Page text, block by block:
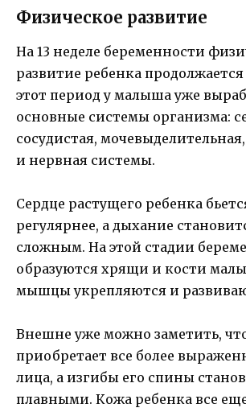
Физическое развитие
На 13 неделе беременности
развитие ребенка
этот период у малыша уже
основные системы организма:
сосудистая,
и нервная системы.
Сердце растущего ребенка
регулярнее, а дыхание
сложным. На этой стадии
образуются хрящи и кости
мышцы укрепляются и
Внешне уже можно заметить,
приобретает все более
лица, а изгибы его спины
плавными. Кожа ребенка все